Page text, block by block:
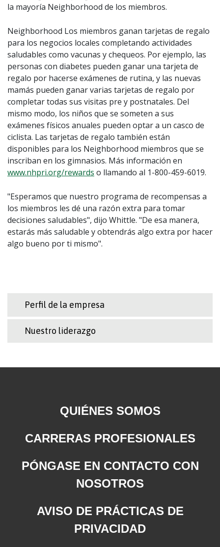
la mayoría Neighborhood de los miembros.
Neighborhood Los miembros ganan tarjetas de regalo
para los negocios locales completando actividades
saludables como vacunas y chequeos. Por ejemplo, las
personas con diabetes pueden ganar una tarjeta de
regalo por hacerse exámenes de rutina, y las nuevas
mamás pueden ganar varias tarjetas de regalo por
completar todas sus visitas pre y postnatales. Del
mismo modo, los niños que se someten a sus
exámenes físicos anuales pueden optar a un casco de
ciclista. Las tarjetas de regalo también están
disponibles para los Neighborhood miembros que se
inscriban en los gimnasios. Más información en
www.nhpri.org/rewards o llamando al 1-800-459-6019.
"Esperamos que nuestro programa de recompensas a
los miembros les dé una razón extra para tomar
decisiones saludables", dijo Whittle. "De esa manera,
estarás más saludable y obtendrás algo extra por hacer
algo bueno por ti mismo".
Perfil de la empresa
Nuestro liderazgo
QUIÉNES SOMOS
CARRERAS PROFESIONALES
PÓNGASE EN CONTACTO CON
NOSOTROS
AVISO DE PRÁCTICAS DE
PRIVACIDAD